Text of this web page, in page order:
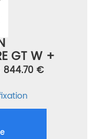
GT W +
844.70 €